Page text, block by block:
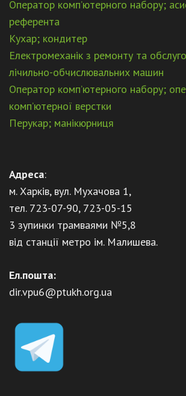
Оператор комп’ютерного набору;
референта
Кухар; кондитер
Електромеханік з ремонту та
лічильно-обчислювальних машин
Оператор комп’ютерного набору;
комп’ютерної верстки
Перукар; манікюрниця
Адреса:
м. Харків, вул. Мухачова 1,
тел. 723-07-90, 723-05-15
3 зупинки трамваями №5,8
від станції метро ім. Малишева.
Ел.пошта:
dir.vpu6@ptukh.org.ua